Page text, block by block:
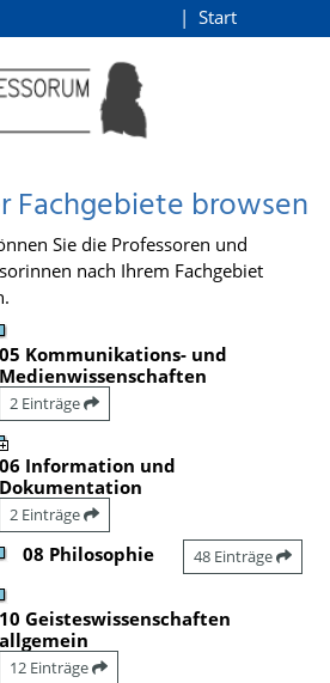
Start
Fachgebiete browsen
Sie die Professoren und
nach Ihrem Fachgebiet
05 Kommunikations- und
Medienwissenschaften
2 Einträge
06 Information und
Dokumentation
2 Einträge
08 Philosophie 48 Einträge
10 Geisteswissenschaften
allgemein
12 Einträge